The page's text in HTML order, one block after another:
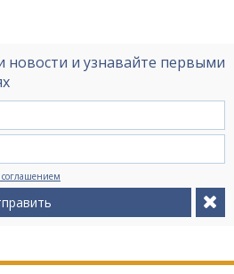
и узнавайте первыми
соглашением